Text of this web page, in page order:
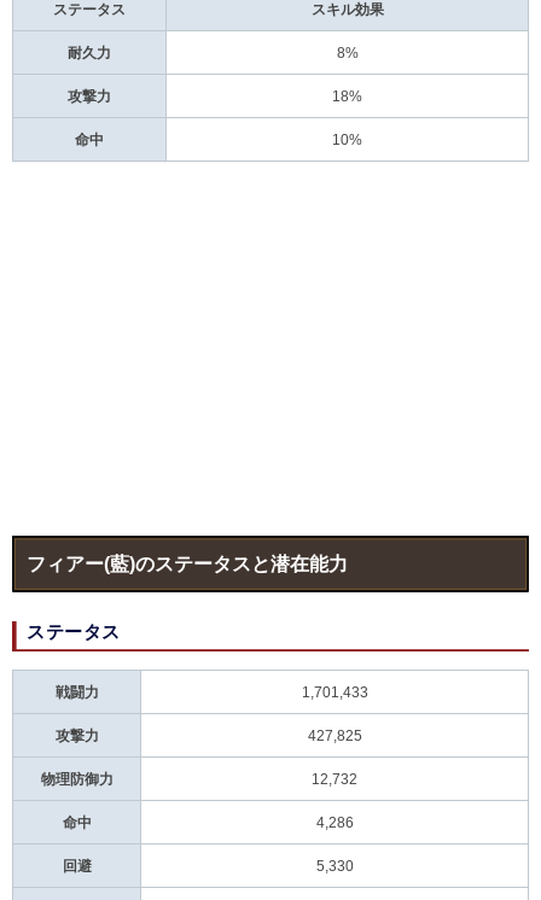
ステータス スキル効果
耐久力 8%
攻撃力 18%
命中 10%
フィアー(藍)のステータスと潜在能力
ステータス
戦闘力 1,701,433
攻撃力 427,825
物理防御力 12,732
命中 4,286
回避 5,330